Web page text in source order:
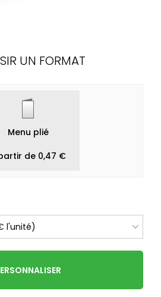
UN FORMAT
Menu plié
de 0,47 €